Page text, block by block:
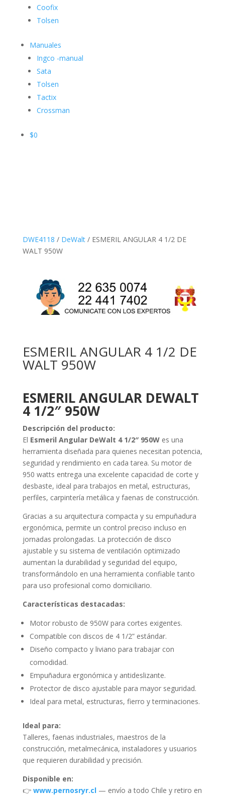
Coofix
Tolsen
Manuales
Ingco -manual
Sata
Tolsen
Tactix
Crossman
$0
DWE4118 / DeWalt/ ESMERIL ANGULAR 4 1/2 DE
WALT 950W
ESMERIL ANGULAR 4 1/2 DE
WALT 950W
ESMERIL ANGULAR DEWALT
4 1/2″ 950W
Descripción del producto:
El Esmeril Angular DeWalt 4 1/2″ 950Wes una
herramienta diseñada para quienes necesitan potencia,
seguridad y rendimiento en cada tarea. Su motor de
950 watts entrega una excelente capacidad de corte y
desbaste, ideal para trabajos en metal, estructuras,
perfiles, carpintería metálica y faenas de construcción.
Gracias a su arquitectura compacta y su empuñadura
ergonómica, permite un control preciso incluso en
jornadas prolongadas. La protección de disco
ajustable y su sistema de ventilación optimizado
aumentan la durabilidad y seguridad del equipo,
transformándolo en una herramienta confiable tanto
para uso profesional como domiciliario.
Características destacadas:
Motor robusto de 950W para cortes exigentes.
Compatible con discos de 4 1/2” estándar.
Diseño compacto y liviano para trabajar con
comodidad.
Empuñadura ergonómica y antideslizante.
Protector de disco ajustable para mayor seguridad.
Ideal para metal, estructuras, fierro y terminaciones.
Ideal para:
Talleres, faenas industriales, maestros de la
construcción, metalmecánica, instaladores y usuarios
que requieren durabilidad y precisión.
Disponible en:
👉 www.pernosryr.cl— envío a todo Chile y retiro en